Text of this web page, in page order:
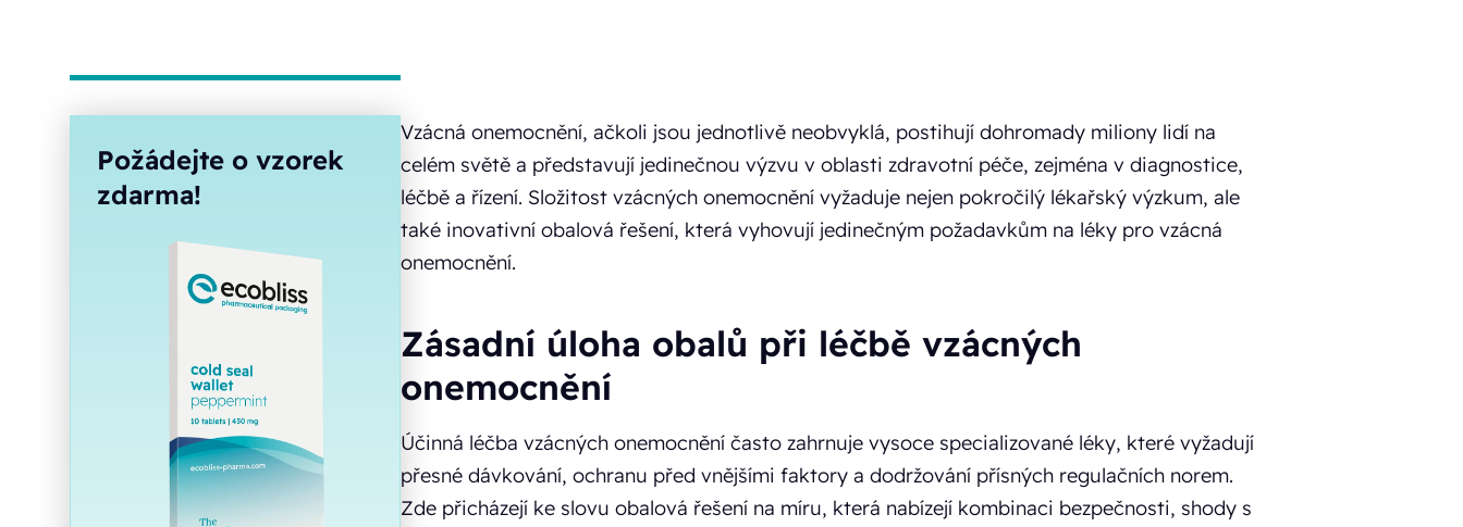
Požádejte o vzorek
zdarma!
Vzácná onemocnění, ačkoli jsou jednotlivě neobvyklá, postihují dohromady miliony lidí na
celém světě a představují jedinečnou výzvu v oblasti zdravotní péče, zejména v diagnostice,
léčbě a řízení. Složitost vzácných onemocnění vyžaduje nejen pokročilý lékařský výzkum, ale
také inovativní obalová řešení, která vyhovují jedinečným požadavkům na léky pro vzácná
onemocnění.
Zásadní úloha obalů při léčbě vzácných
onemocnění
Účinná léčba vzácných onemocnění často zahrnuje vysoce specializované léky, které vyžadují
přesné dávkování, ochranu před vnějšími faktory a dodržování přísných regulačních norem.
Zde přicházejí ke slovu obalová řešení na míru, která nabízejí kombinaci bezpečnosti, shody s